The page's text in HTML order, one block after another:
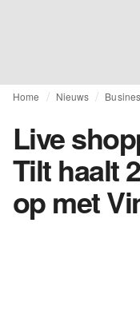
Home Nieuws
Live
Tilt haalt
op met